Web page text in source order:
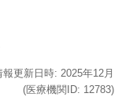
報更新日時: 2025年12月
(医療機関ID: 12783)